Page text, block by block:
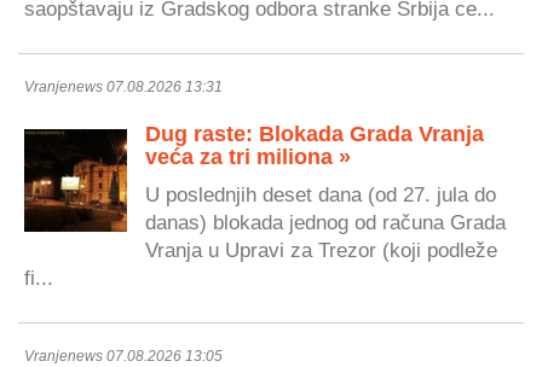
saopštavaju iz Gradskog odbora stranke Srbija ce...
Vranjenews 07.08.2026 13:31
Dug raste: Blokada Grada Vranja
veća za tri miliona »
U poslednjih deset dana (od 27. jula do
danas) blokada jednog od računa Grada
Vranja u Upravi za Trezor (koji podleže
fi...
Vranjenews 07.08.2026 13:05